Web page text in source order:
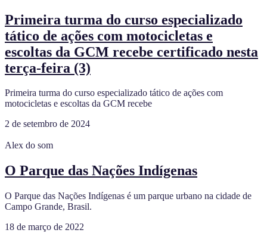
Primeira turma do curso especializado
tático de ações com motocicletas e
escoltas da GCM recebe certificado nesta
terça-feira (3)
Primeira turma do curso especializado tático de ações com
motocicletas e escoltas da GCM recebe
2 de setembro de 2024
Alex do som
O Parque das Nações Indígenas
O Parque das Nações Indígenas é um parque urbano na cidade de
Campo Grande, Brasil.
18 de março de 2022